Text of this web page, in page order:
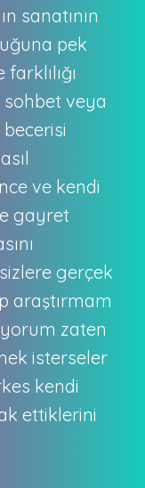
sanatının
pek
veya
ve kendi
gayret
gerçek
araştırmam
zaten
isterseler
kendi
ettiklerini